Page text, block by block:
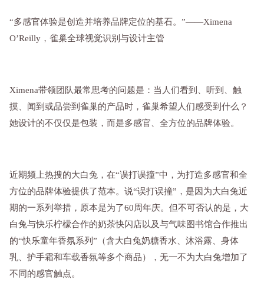
“多感官体验是创造并培养品牌定位的基石。”——Ximena
O’Reilly，雀巢全球视觉识别与设计主管
Ximena带领团队最常思考的问题是：当人们看到、听到、触
摸、闻到或品尝到雀巢的产品时，雀巢希望人们感受到什么？
她设计的不仅仅是包装，而是多感官、全方位的品牌体验。
近期频上热搜的大白兔，在“误打误撞”中，为打造多感官和全
方位的品牌体验提供了范本。说“误打误撞”，是因为大白兔近
期的一系列举措，原本是为了60周年庆。但不可否认的是，大
白兔与快乐柠檬合作的奶茶快闪店以及与气味图书馆合作推出
的“快乐童年香氛系列”（含大白兔奶糖香水、沐浴露、身体
乳、护手霜和车载香氛等多个商品），无一不为大白兔增加了
不同的感官触点。